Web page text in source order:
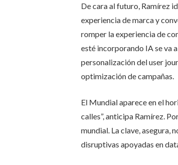
De cara al futuro, Ramírez
experiencia de marca y
romper la experiencia de
esté incorporando IA se va
personalización del user
optimización de campañas.
El Mundial aparece en el
calles”, anticipa Ramírez.
mundial. La clave, asegura,
disruptivas apoyadas en